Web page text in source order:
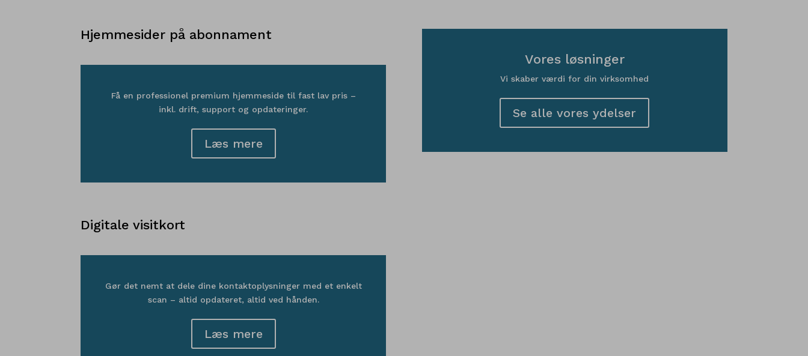
Hjemmesider på abonnament
Få en professionel premium hjemmeside til fast lav pris –
inkl. drift, support og opdateringer.
Læs mere
Digitale visitkort
Gør det nemt at dele dine kontaktoplysninger med et enkelt
scan – altid opdateret, altid ved hånden.
Læs mere
Vores løsninger
Vi skaber værdi for din virksomhed
Se alle vores ydelser